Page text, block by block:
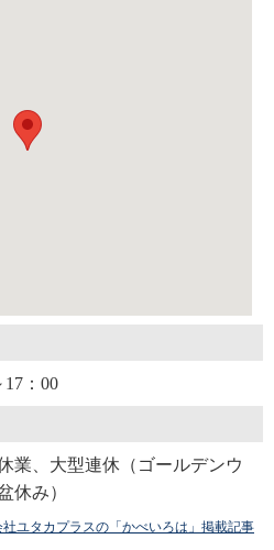
：00
業、大型連休（ゴールデンウ
休み）
ユタカプラスの「かべいろは」掲載記事